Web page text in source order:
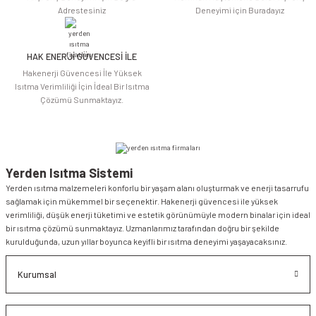
Adrestesiniz
Deneyimi için Buradayız
HAK ENERJİ GÜVENCESİ İLE
Hakenerji Güvencesi İle Yüksek
Isıtma Verimliliği İçin İdeal Bir Isıtma
Çözümü Sunmaktayız.
Yerden Isıtma Sistemi
Yerden ısıtma malzemeleri konforlu bir yaşam alanı oluşturmak ve enerji tasarrufu
sağlamak için mükemmel bir seçenektir. Hakenerji güvencesi ile yüksek
verimliliği, düşük enerji tüketimi ve estetik görünümüyle modern binalar için ideal
bir ısıtma çözümü sunmaktayız. Uzmanlarımız tarafından doğru bir şekilde
kurulduğunda, uzun yıllar boyunca keyifli bir ısıtma deneyimi yaşayacaksınız.
Kurumsal